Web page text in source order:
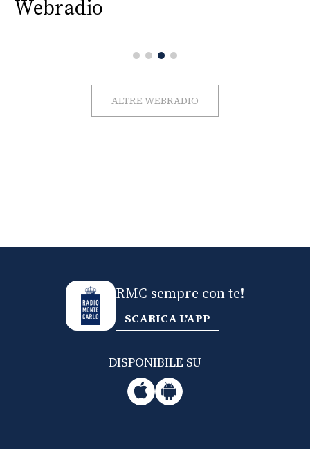
Webradio
ALTRE WEBRADIO
RMC sempre con te!
SCARICA L'APP
DISPONIBILE SU